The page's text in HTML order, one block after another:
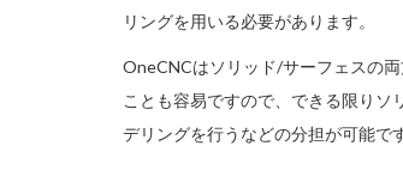
リングを用いる必要があります。
OneCNCはソリッド/サーフェスの
ことも容易ですので、できる限りソ
デリングを行うなどの分担が可能です